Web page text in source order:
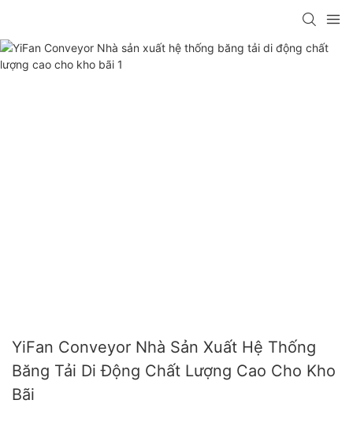
YiFan Conveyor Nhà Sản Xuất Hệ Thống
Băng Tải Di Động Chất Lượng Cao Cho Kho
Bãi